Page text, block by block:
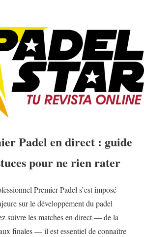
Padel en direct : guide
pour ne rien rater
Premier Padel s’est imposé
sur le développement du padel
suivre les matches en direct — de la
finales — il est essentiel de connaître